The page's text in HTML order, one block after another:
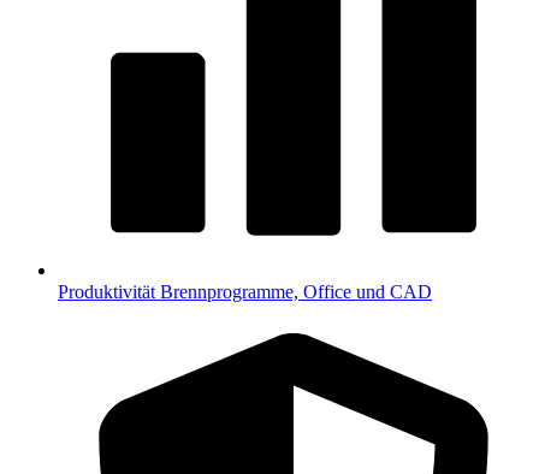
Produktivität Brennprogramme, Office und CAD